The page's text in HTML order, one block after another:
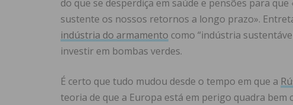
do que se desperdiça em saúde e pensões para
sustente os nossos retornos a longo prazo».
indústria do armamento como “indústria
investir em bombas verdes.
É certo que tudo mudou desde o tempo em que a
teoria de que a Europa está em perigo quadra bem